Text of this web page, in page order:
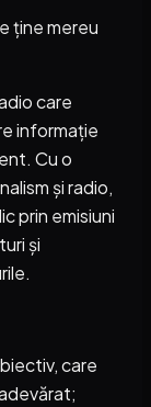
ține mereu
care
informație
Cu o
și radio,
prin emisiuni
și
care